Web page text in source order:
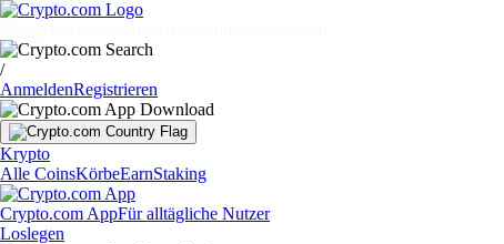
/
AnmeldenRegistrieren
Krypto
Alle CoinsKörbeEarnStaking
Crypto.com AppFür alltägliche Nutzer
Loslegen